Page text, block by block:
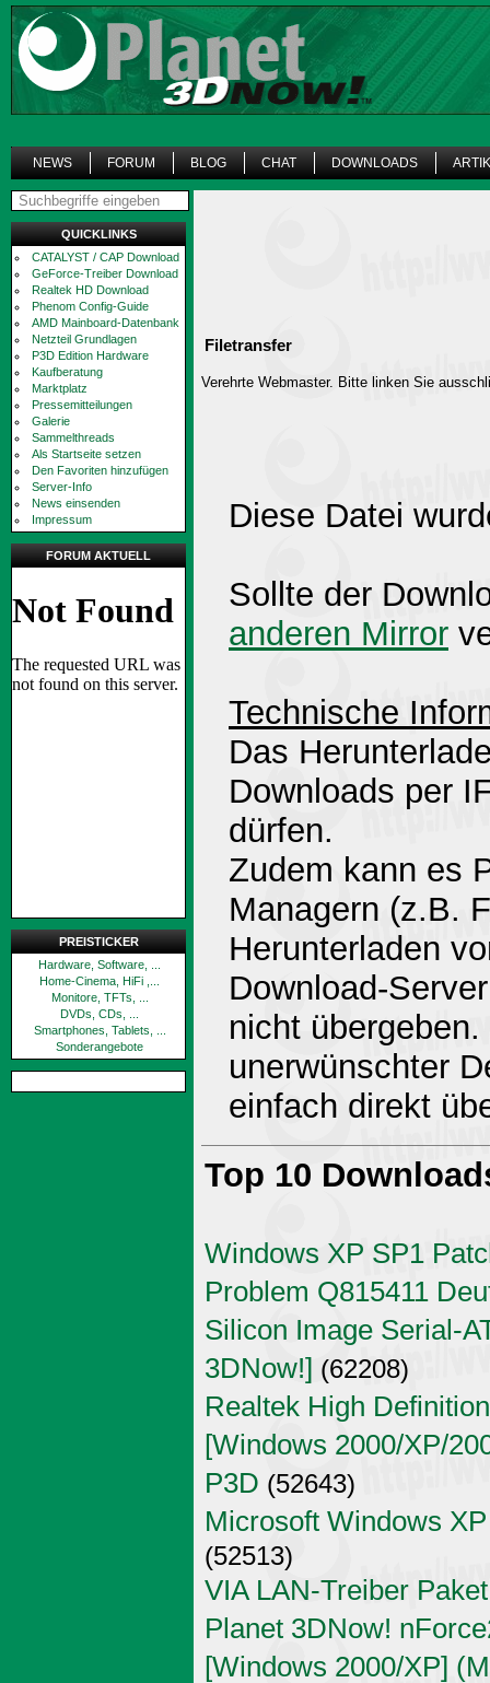
NEWS FORUM BLOG CHAT DOWNLOADS
QUICKLINKS
CATALYST / CAP Download
GeForce-Treiber Download
Realtek HD Download
Phenom Config-Guide
AMD Mainboard-Datenbank
Netzteil Grundlagen
P3D Edition Hardware
Kaufberatung
Marktplatz
Pressemitteilungen
Galerie
Sammelthreads
Als Startseite setzen
Den Favoriten hinzufügen
Server-Info
News einsenden
Impressum
FORUM AKTUELL
PREISTICKER
Hardware, Software, ...
Home-Cinema, HiFi ,...
Monitore, TFTs, ...
DVDs, CDs, ...
Smartphones, Tablets, ...
Sonderangebote
Filetransfer
Verehrte Webmaster. Bitte linken Sie
Diese Datei
Sollte der
anderen Mirror
Technische
Das
Downloads per
dürfen.
Zudem kann es
Managern (z.B.
Herunterladen
Download-
nicht
unerwünschter
einfach direkt
Top 10
Windows XP SP1
Problem Q815411
Silicon Image Serial-
3DNow!] (62208)
Realtek High
[Windows 2000/XP/
P3D (52643)
Microsoft Windows
(52513)
VIA LAN-Treiber
Planet 3DNow!
[Windows 2000/XP]